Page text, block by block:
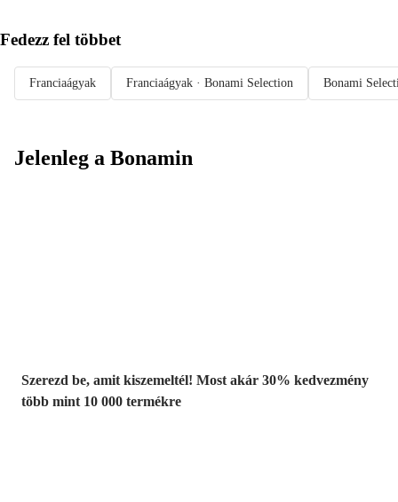
Fedezz fel többet
Franciaágyak Franciaágyak · Bonami Selection Bonami
Jelenleg a Bonamin
Szerezd be, amit kiszemeltél! Most akár 30% kedvezmény
több mint 10 000 termékre